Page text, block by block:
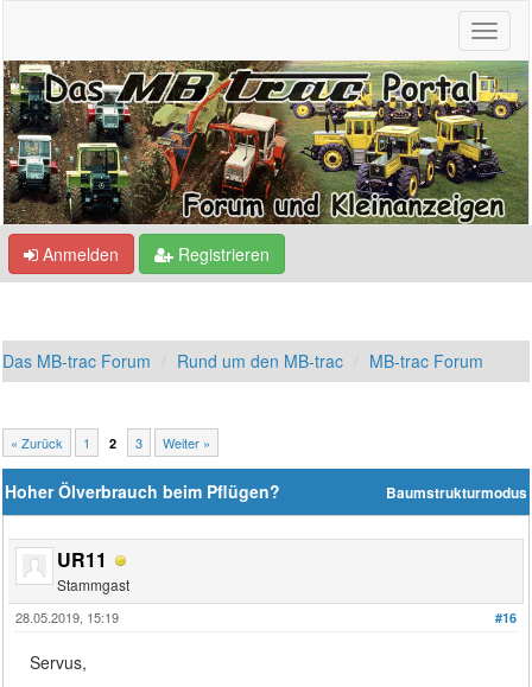
Anmelden Registrieren
Das MB-trac Forum Rund um den MB-trac MB-trac Forum
« Zurück 1 2 3 Weiter »
Baumstrukturmodus
Hoher Ölverbrauch beim Pflügen?
UR11
Stammgast
#16
28.05.2019, 15:19
Servus,